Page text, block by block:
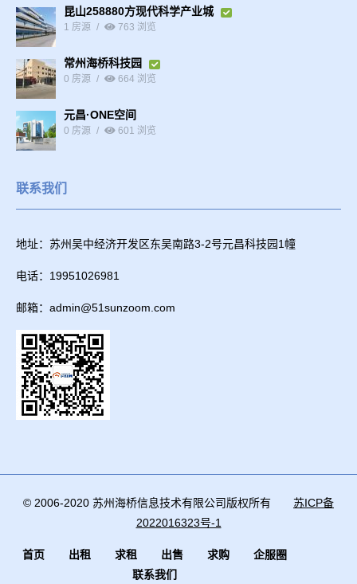
昆山258880方现代科学产业城
1 房源 763 浏览
常州海桥科技园
0 房源 664 浏览
元昌·ONE空间
0 房源 601 浏览
联系我们
地址：苏州吴中经济开发区东吴南路3-2号元昌科技园1幢
电话：19951026981
邮箱：admin@51sunzoom.com
© 2006-2020 苏州海桥信息技术有限公司版权所有 苏ICP备
2022016323号-1
首页 出租 求租 出售 求购
企服圈
联系我们